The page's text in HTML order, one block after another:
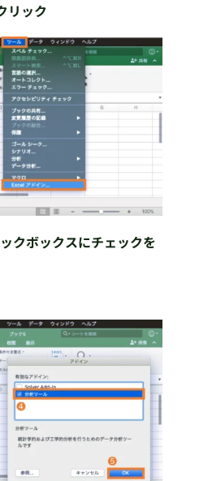
リック
クボックスにチェックを